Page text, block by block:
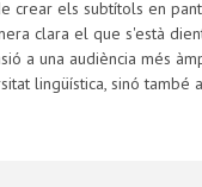
crear els subtítols en
clara el que s'està
a una audiència més
lingüística, sinó també